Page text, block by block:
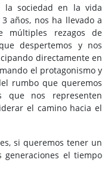
la sociedad en la vida
años, nos ha llevado a
múltiples rezagos de
despertemos y nos
directamente en
el protagonismo y
rumbo que queremos
que nos representen
el camino hacia el
si queremos tener un
el tiempo